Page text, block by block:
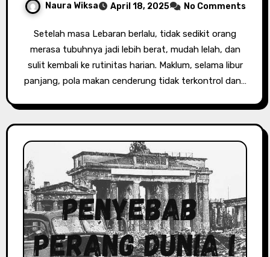
Naura Wiksa April 18, 2025 No Comments
Setelah masa Lebaran berlalu, tidak sedikit orang
merasa tubuhnya jadi lebih berat, mudah lelah, dan
sulit kembali ke rutinitas harian. Maklum, selama libur
panjang, pola makan cenderung tidak terkontrol dan…